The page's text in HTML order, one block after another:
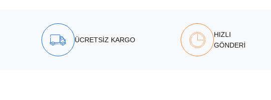
ÜCRETSİZ KARGO
HIZLI
GÖNDERİ